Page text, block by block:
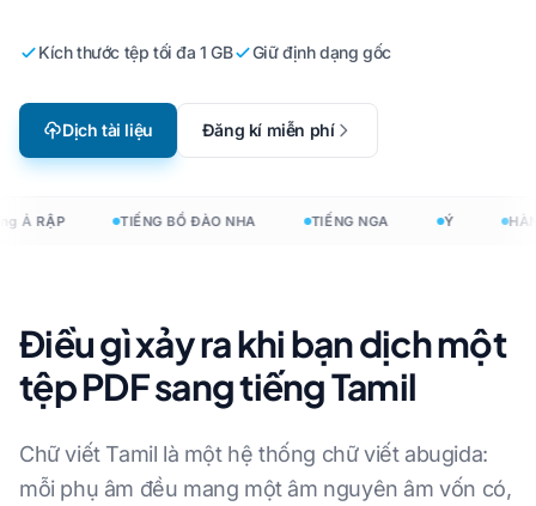
Kích thước tệp tối đa 1 GB Giữ định dạng gốc
Dịch tài liệu Đăng kí miễn phí
Ả RẬP TIẾNG BỒ ĐÀO NHA TIẾNG NGA Ý
Điều gì xảy ra khi bạn dịch một
tệp PDF sang tiếng Tamil
Chữ viết Tamil là một hệ thống chữ viết abugida:
mỗi phụ âm đều mang một âm nguyên âm vốn có,